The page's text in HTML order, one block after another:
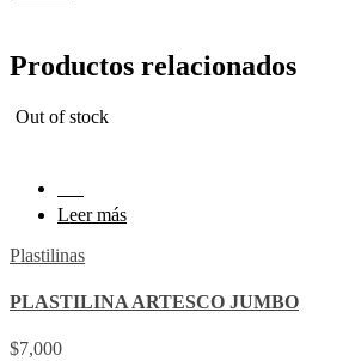
Productos relacionados
Out of stock
Leer más
Plastilinas
PLASTILINA ARTESCO JUMBO
$7,000